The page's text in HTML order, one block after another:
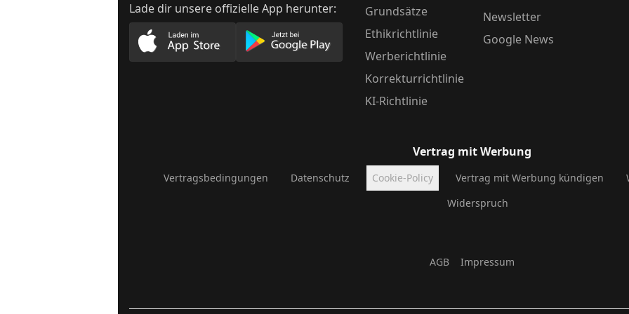
Lade dir unsere offizielle App herunter:
Lade unsere App im AppStore herunterLade unsere App im PlayStore herunter
Grundsätze
Ethikrichtlinie
Werberichtlinie
Korrekturrichtlinie
KI-Richtlinie
Newsletter
Google News
Vertrag mit Werbung
Vertragsbedingungen Datenschutz Cookie-Policy Vertrag mit Werbung kündigen
Widerspruch
AGB Impressum